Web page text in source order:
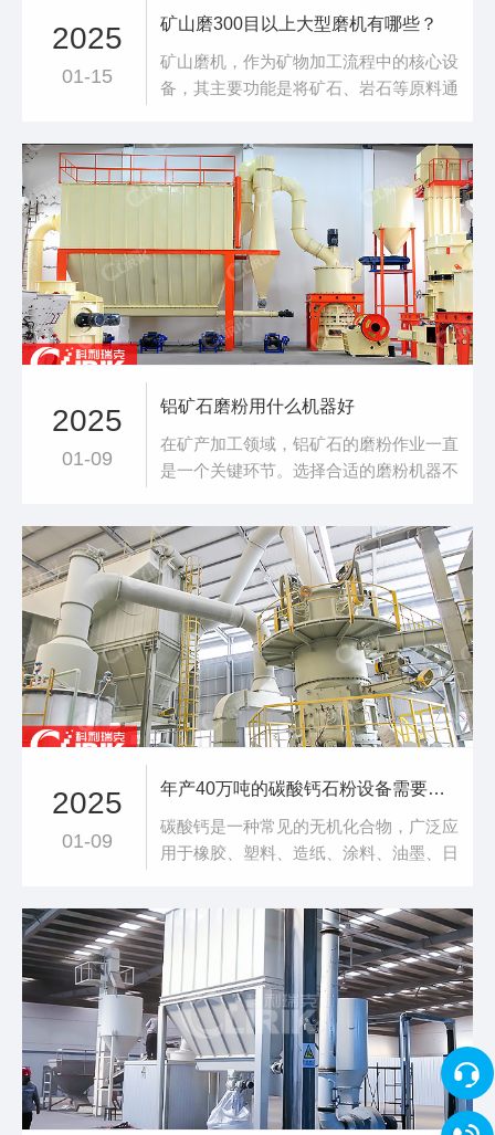
2025
01-15
矿山磨300目以上大型磨机有哪些？
矿山磨机，作为矿物加工流程中的核心设
备，其主要功能是将矿石、岩石等原料通
300目，这一术语源自粒度分级标准，意
味着物料经过研磨后，能通过每英寸300
个孔的筛网，其细腻程度可见一斑。而
300目以上的大型磨机，*是将这一标准推
向了极致，广泛应用于矿业、建材、化工
等多个领
2025
01-09
铝矿石磨粉用什么机器好
在矿产加工领域，铝矿石的磨粉作业一直
是一个关键环节。选择合适的磨粉机器不
量，为后续的铝制品生产打下坚实基础。
今天，我们就来深入探讨一下，铝矿石磨
粉用什么机器好铝矿石磨粉机，顾名思
义，是专门用于铝矿石磨粉作业的机械设
备。这类设备通常具有较高的磨粉效率，
能够根据需求调整
2025
01-09
年产40万吨的碳酸钙石粉设备需要多少钱
碳酸钙是一种常见的无机化合物，广泛应
用于橡胶、塑料、造纸、涂料、油墨、日
长，碳酸钙的生产规模也逐渐扩大。本文
将详细探讨年产40万吨碳酸钙石粉所需设
备的成本，并为您提供一个全面的了
解。 一、碳酸钙的生产工艺碳酸钙的生
产工艺主要包括破碎、磨粉、分级、收集
等步